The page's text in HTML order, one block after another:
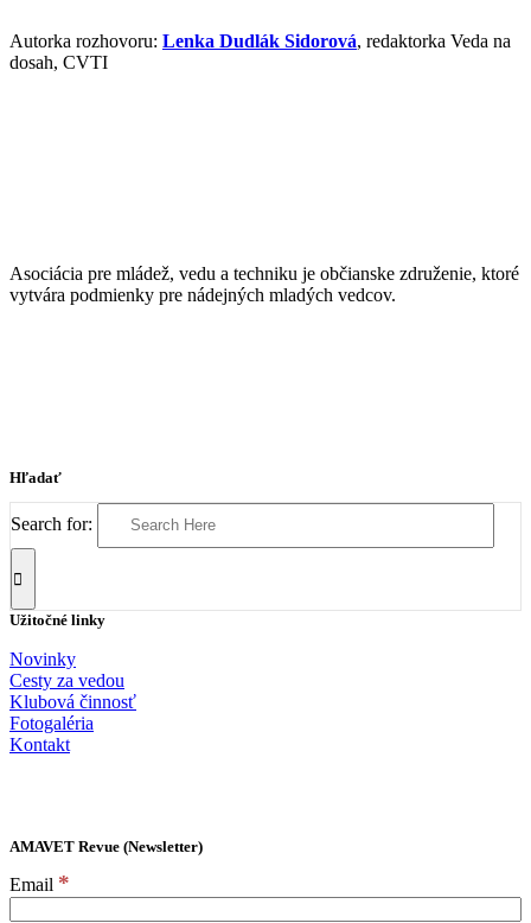
Autorka rozhovoru: Lenka Dudlák Sidorová, redaktorka Veda na
dosah, CVTI
Asociácia pre mládež, vedu a techniku je občianske združenie, ktoré
vytvára podmienky pre nádejných mladých vedcov.
Hľadať
Search for:
Užitočné linky
Novinky
Cesty za vedou
Klubová činnosť
Fotogaléria
Kontakt
AMAVET Revue (Newsletter)
Email *